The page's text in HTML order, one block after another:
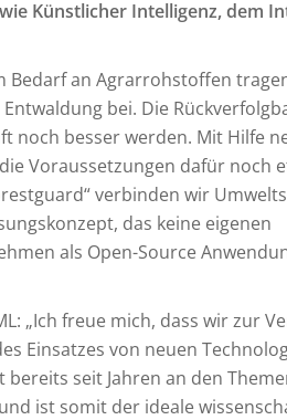
Künstlicher Intelligenz, dem
Bedarf an Agrarrohstoffen
bei. Die
noch besser werden. Mit Hilfe
Voraussetzungen dafür noch
verbinden wir
das keine eigenen
als Open-Source
„Ich freue mich, dass wir zur
Einsatzes von neuen
seit Jahren an den
ist somit der ideale